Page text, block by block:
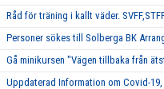
Råd för träning i kallt väder.
Personer sökes till Solberga BK
Gå minikursen "Vägen tillbaka från
Uppdaterad Information om Covid-19,